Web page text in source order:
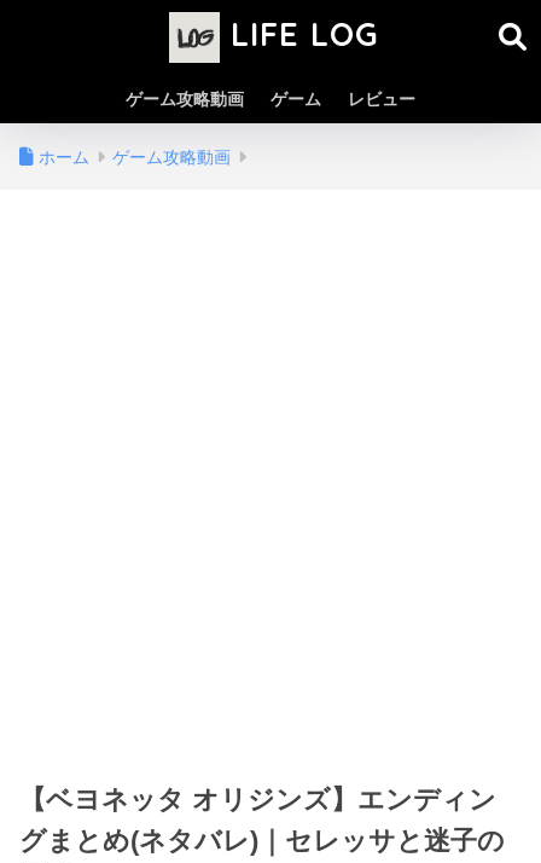
LIFE LOG
ゲーム攻略動画 ゲーム レビュー
ホーム ゲーム攻略動画
【ベヨネッタ オリジンズ】エンディン
グまとめ(ネタバレ)｜セレッサと迷子の